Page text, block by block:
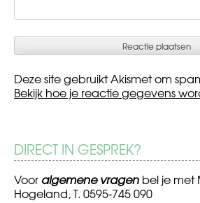
Deze site gebruikt Akismet om
Bekijk hoe je reactie gegevens
DIRECT IN GESPREK?
Voor algemene vragen bel je met
Hogeland, T. 0595-745 090